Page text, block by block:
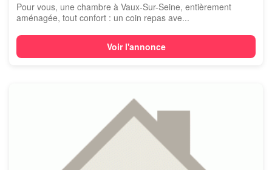
Pour vous, une chambre à Vaux-Sur-Seine, entièrement
aménagée, tout confort : un coin repas ave...
Voir l'annonce